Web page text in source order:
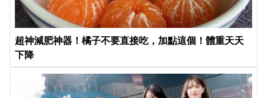
超神減肥神器！橘子不要直接吃，加點這個！體重天天
下降